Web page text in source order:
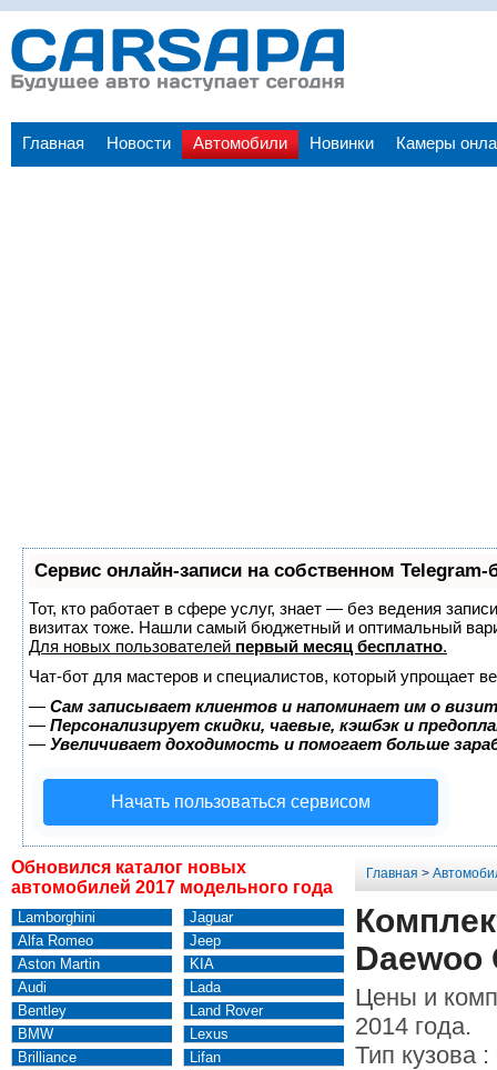
Главная Новости Автомобили Новинки Камеры
Сервис онлайн-записи на собственном Telegram-
Тот, кто работает в сфере услуг, знает — без ведения
визитах тоже. Нашли самый бюджетный и оптимальный
Для новых пользователей первый месяц бесплатно.
Чат-бот для мастеров и специалистов, который упрощает
— Сам записывает клиентов и напоминает им о
— Персонализирует скидки, чаевые, кэшбэк и
— Увеличивает доходимость и помогает больше
Начать пользоваться сервисом
Обновился каталог новых
автомобилей 2017 модельного года
Lamborghini
Alfa Romeo
Aston Martin
Audi
Bentley
BMW
Brilliance
Jaguar
Jeep
KIA
Lada
Land Rover
Lexus
Lifan
Главная >
Daewoo
Цены и
2014 года.
Тип кузова :